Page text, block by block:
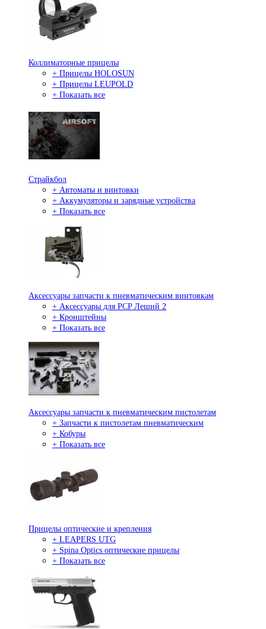
Коллиматорные прицелы
+ Прицелы HOLOSUN
+ Прицелы LEUPOLD
+ Показать все
Страйкбол
+ Автоматы и винтовки
+ Аккумуляторы и зарядные устройства
+ Показать все
Аксессуары запчасти к пневматическим винтовкам
+ Аксессуары для PCP Леший 2
+ Кронштейны
+ Показать все
Аксессуары запчасти к пневматическим пистолетам
+ Запчасти к пистолетам пневматическим
+ Кобуры
+ Показать все
Прицелы оптические и крепления
+ LEAPERS UTG
+ Spina Optics оптические прицелы
+ Показать все